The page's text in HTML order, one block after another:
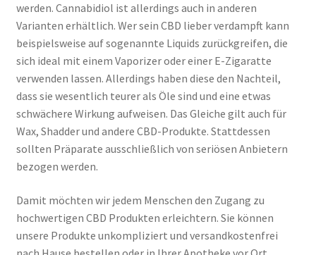
werden. Cannabidiol ist allerdings auch in anderen
Varianten erhältlich. Wer sein CBD lieber verdampft kann
beispielsweise auf sogenannte Liquids zurückgreifen, die
sich ideal mit einem Vaporizer oder einer E-Zigaratte
verwenden lassen. Allerdings haben diese den Nachteil,
dass sie wesentlich teurer als Öle sind und eine etwas
schwächere Wirkung aufweisen. Das Gleiche gilt auch für
Wax, Shadder und andere CBD-Produkte. Stattdessen
sollten Präparate ausschließlich von seriösen Anbietern
bezogen werden.
Damit möchten wir jedem Menschen den Zugang zu
hochwertigen CBD Produkten erleichtern. Sie können
unsere Produkte unkompliziert und versandkostenfrei